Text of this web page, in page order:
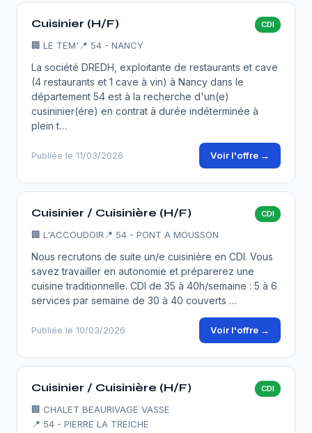
Cuisinier (H/F) CDI
🏢 LE TEM' 📍 54 - NANCY
La société DREDH, exploitante de restaurants et cave
(4 restaurants et 1 cave à vin) à Nancy dans le
département 54 est à la recherche d'un(e)
cusininier(ére) en contrat à durée indéterminée à
plein t…
Publiée le 11/03/2026 Voir l'offre →
Cuisinier / Cuisinière (H/F) CDI
🏢 L'ACCOUDOIR 📍 54 - PONT A MOUSSON
Nous recrutons de suite un/e cuisinière en CDI. Vous
savez travailler en autonomie et préparerez une
cuisine traditionnelle. CDI de 35 à 40h/semaine : 5 à 6
services par semaine de 30 à 40 couverts …
Publiée le 10/03/2026 Voir l'offre →
Cuisinier / Cuisinière (H/F) CDI
🏢 CHALET BEAURIVAGE VASSE
📍 54 - PIERRE LA TREICHE